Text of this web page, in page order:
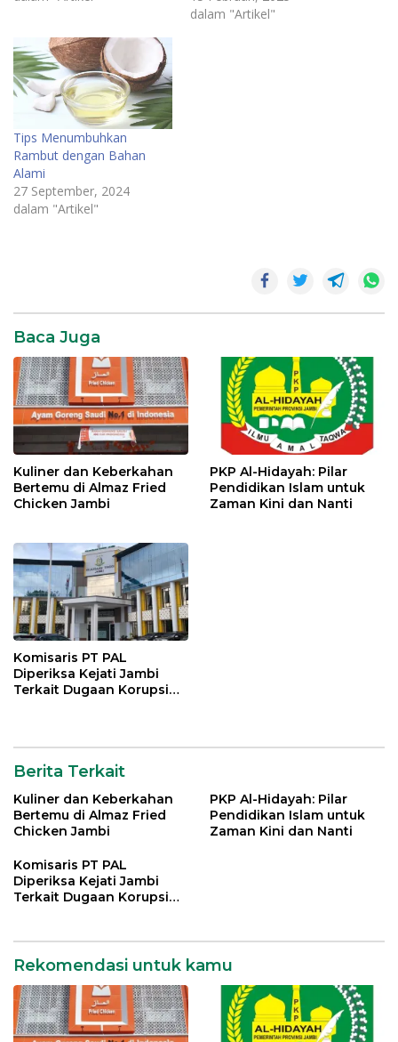
dalam "Artikel"
Tips Menumbuhkan
Rambut dengan Bahan
Alami
27 September, 2024
dalam "Artikel"
Baca Juga
Kuliner dan Keberkahan
Bertemu di Almaz Fried
Chicken Jambi
PKP Al-Hidayah: Pilar
Pendidikan Islam untuk
Zaman Kini dan Nanti
Komisaris PT PAL
Diperiksa Kejati Jambi
Terkait Dugaan Korupsi
Berita Terkait
Kuliner dan Keberkahan
Bertemu di Almaz Fried
Chicken Jambi
PKP Al-Hidayah: Pilar
Pendidikan Islam untuk
Zaman Kini dan Nanti
Komisaris PT PAL
Diperiksa Kejati Jambi
Terkait Dugaan Korupsi
Rekomendasi untuk kamu